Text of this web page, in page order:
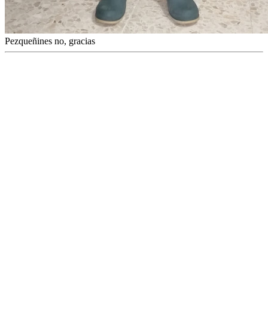
Pezqueñines no, gracias